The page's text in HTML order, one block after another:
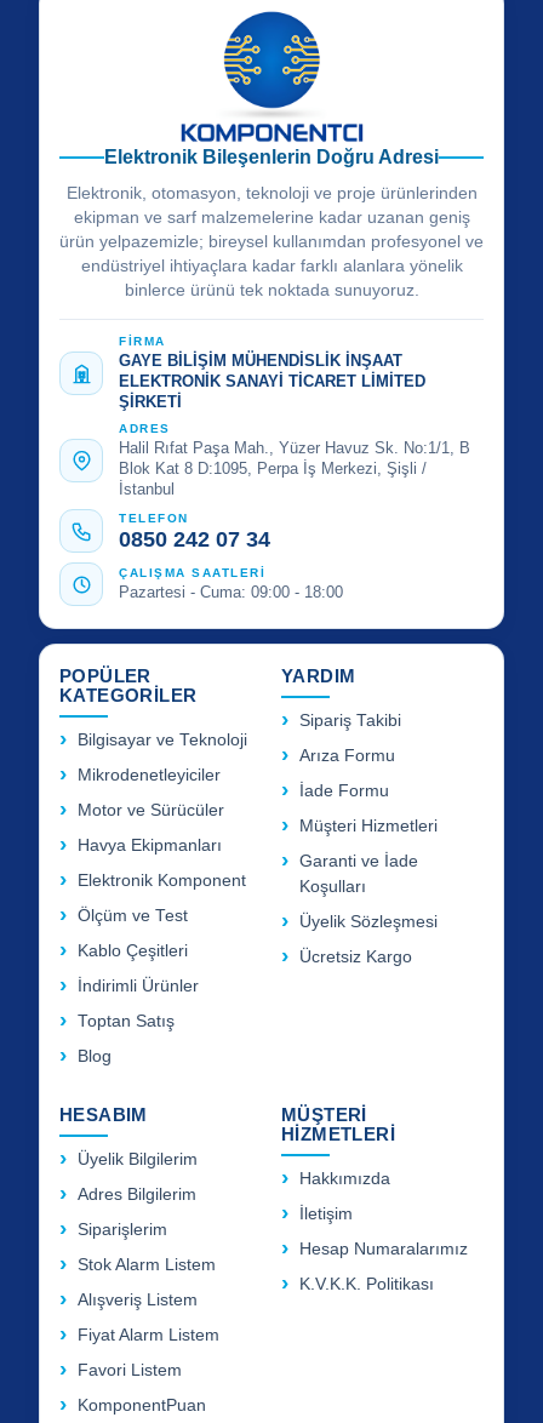
Elektronik Bileşenlerin Doğru Adresi
Elektronik, otomasyon, teknoloji ve proje ürünlerinden
ekipman ve sarf malzemelerine kadar uzanan geniş
ürün yelpazemizle; bireysel kullanımdan profesyonel ve
endüstriyel ihtiyaçlara kadar farklı alanlara yönelik
binlerce ürünü tek noktada sunuyoruz.
FİRMA
GAYE BİLİŞİM MÜHENDİSLİK İNŞAAT
ELEKTRONİK SANAYİ TİCARET LİMİTED
ŞİRKETİ
ADRES
Halil Rıfat Paşa Mah., Yüzer Havuz Sk. No:1/1, B
Blok Kat 8 D:1095, Perpa İş Merkezi, Şişli /
İstanbul
TELEFON
0850 242 07 34
ÇALIŞMA SAATLERİ
Pazartesi - Cuma: 09:00 - 18:00
POPÜLER
KATEGORİLER
Bilgisayar ve Teknoloji
Mikrodenetleyiciler
Motor ve Sürücüler
Havya Ekipmanları
Elektronik Komponent
Ölçüm ve Test
Kablo Çeşitleri
İndirimli Ürünler
Toptan Satış
Blog
YARDIM
Sipariş Takibi
Arıza Formu
İade Formu
Müşteri Hizmetleri
Garanti ve İade
Koşulları
Üyelik Sözleşmesi
Ücretsiz Kargo
HESABIM
Üyelik Bilgilerim
Adres Bilgilerim
Siparişlerim
Stok Alarm Listem
Alışveriş Listem
Fiyat Alarm Listem
Favori Listem
KomponentPuan
MÜŞTERİ
HİZMETLERİ
Hakkımızda
İletişim
Hesap Numaralarımız
K.V.K.K. Politikası